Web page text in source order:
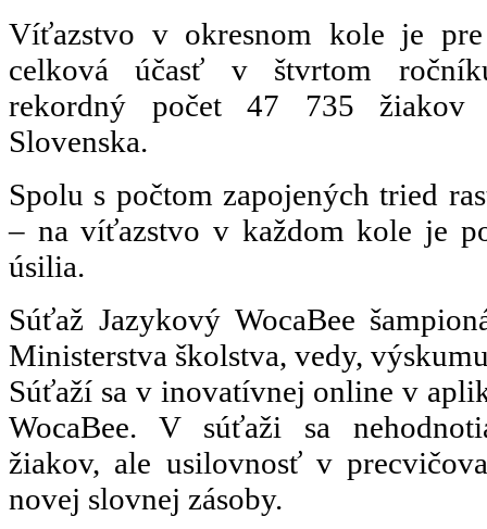
Víťazstvo v okresnom kole je
celková účasť v štvrtom
rekordný počet 47 735 žiakov
Slovenska.
Spolu s počtom zapojených tried
– na víťazstvo v každom kole je
úsilia.
Súťaž Jazykový WocaBee
Ministerstva školstva, vedy,
Súťaží sa v inovatívnej online v
WocaBee. V súťaži sa
žiakov, ale usilovnosť v
novej slovnej zásoby.